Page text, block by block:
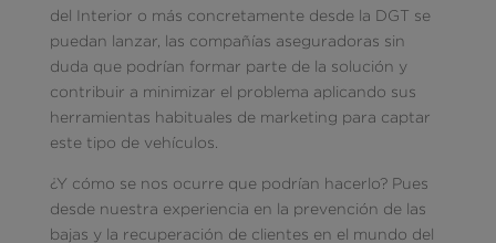
del Interior o más concretamente desde la DGT se
puedan lanzar, las compañías aseguradoras sin
duda que podrían formar parte de la solución y
contribuir a minimizar el problema aplicando sus
herramientas habituales de marketing para captar
este tipo de vehículos.
¿Y cómo se nos ocurre que podrían hacerlo? Pues
desde nuestra experiencia en la prevención de las
bajas y la recuperación de clientes en el mundo del